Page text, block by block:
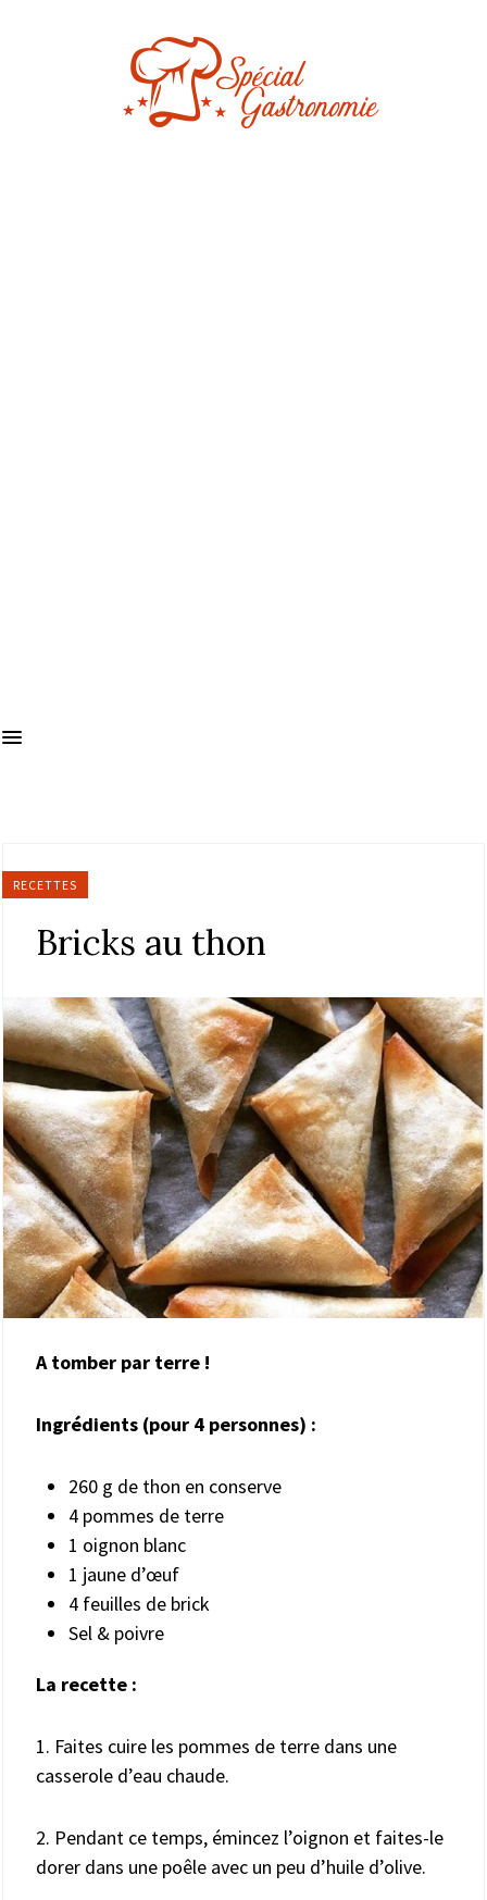
RECETTES
Bricks au thon
A tomber par terre !
Ingrédients (pour 4 personnes) :
260 g de thon en conserve
4 pommes de terre
1 oignon blanc
1 jaune d’œuf
4 feuilles de brick
Sel & poivre
La recette :
1. Faites cuire les pommes de terre dans une
casserole d’eau chaude.
2. Pendant ce temps, émincez l’oignon et faites-le
dorer dans une poêle avec un peu d’huile d’olive.